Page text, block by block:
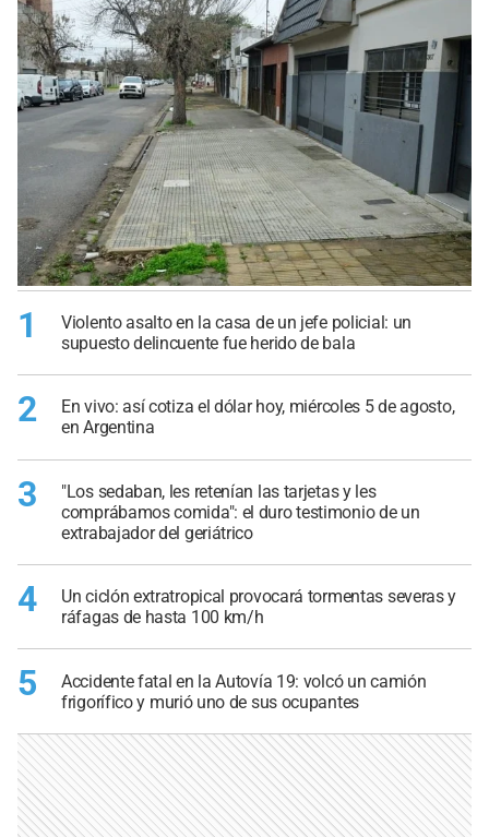
1
Violento asalto en la casa de un jefe policial: un
supuesto delincuente fue herido de bala
2
En vivo: así cotiza el dólar hoy, miércoles 5 de agosto,
en Argentina
3
"Los sedaban, les retenían las tarjetas y les
comprábamos comida": el duro testimonio de un
extrabajador del geriátrico
4
Un ciclón extratropical provocará tormentas severas y
ráfagas de hasta 100 km/h
5
Accidente fatal en la Autovía 19: volcó un camión
frigorífico y murió uno de sus ocupantes